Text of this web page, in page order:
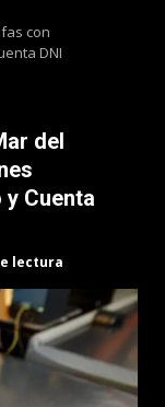
con
DNI
del
Cuenta
lectura